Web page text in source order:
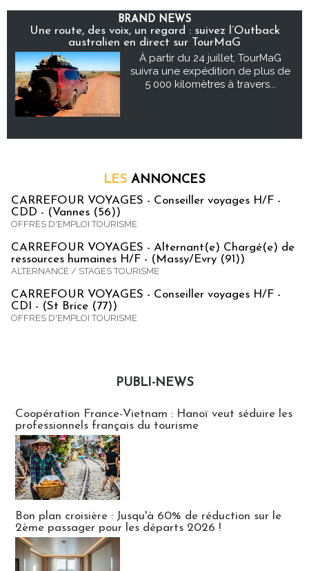
BRAND NEWS
Une route, des voix, un regard : suivez l’Outback
australien en direct sur TourMaG
À partir du 24 juillet, TourMaG
suivra une expédition de plus de
5 000 kilomètres à travers...
LES ANNONCES
CARREFOUR VOYAGES - Conseiller voyages H/F -
CDD - (Vannes (56))
OFFRES D'EMPLOI TOURISME
CARREFOUR VOYAGES - Alternant(e) Chargé(e) de
ressources humaines H/F - (Massy/Evry (91))
ALTERNANCE / STAGES TOURISME
CARREFOUR VOYAGES - Conseiller voyages H/F -
CDI - (St Brice (77))
OFFRES D'EMPLOI TOURISME
PUBLI-NEWS
Coopération France-Vietnam : Hanoï veut séduire les
professionnels français du tourisme
Bon plan croisière : Jusqu'à 60% de réduction sur le
2ème passager pour les départs 2026 !